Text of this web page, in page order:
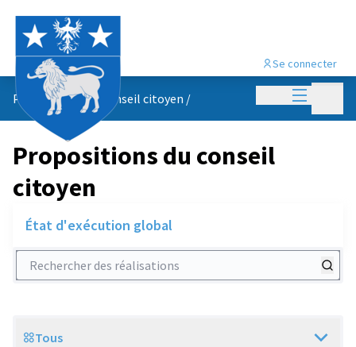
Menu
Se connecter
Propositions du conseil citoyen /
Propositions du conseil
citoyen
État d'exécution global
Rechercher des réalisations
Tous